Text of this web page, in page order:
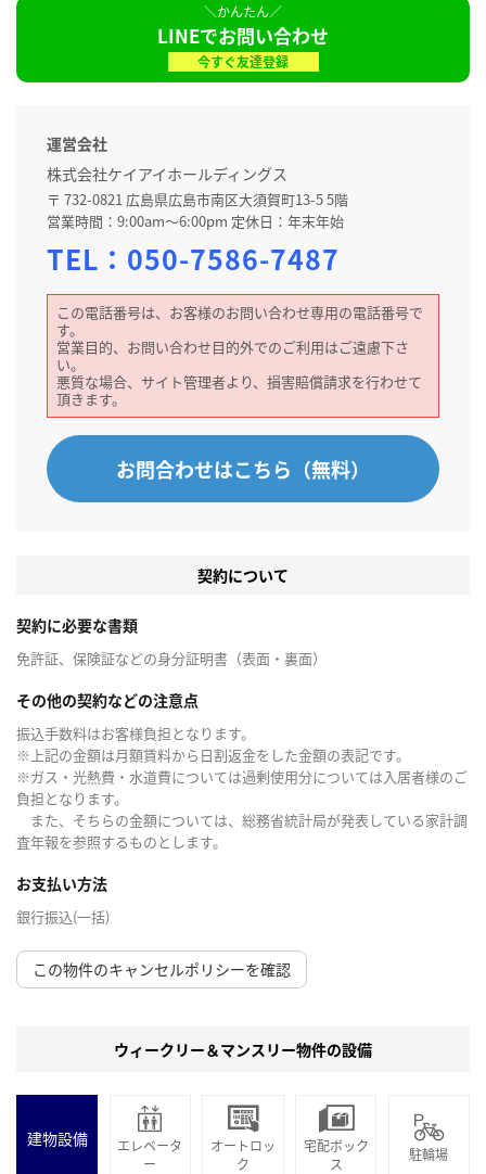
LINEでお問い合わせ
今すぐ友達登録
運営会社
株式会社ケイアイホールディングス
〒 732-0821 広島県広島市南区大須賀町13-5 5階
営業時間：9:00am～6:00pm 定休日：年末年始
TEL： 050-7586-7487
この電話番号は、お客様のお問い合わせ専用の電話番号で
す。
営業目的、お問い合わせ目的外でのご利用はご遠慮下さ
い。
悪質な場合、サイト管理者より、損害賠償請求を行わせて
頂きます。
お問合わせはこちら（無料）
契約について
契約に必要な書類
免許証、保険証などの身分証明書（表面・裏面）
その他の契約などの注意点
振込手数料はお客様負担となります。
※上記の金額は月額賃料から日割返金をした金額の表記です。
※ガス・光熱費・水道費については過剰使用分については入居者様のご
負担となります。
また、そちらの金額については、総務省統計局が発表している家計調
査年報を参照するものとします。
お支払い方法
銀行振込(一括)
この物件のキャンセルポリシーを確認
ウィークリー＆マンスリー物件の設備
建物設備
エレベータ
ー
オートロッ
ク
宅配ボック
ス
駐輪場